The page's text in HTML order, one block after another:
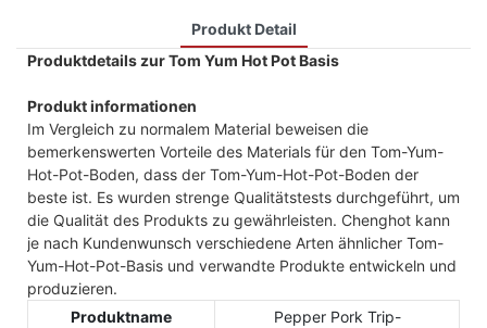
Produkt Detail
Produktdetails zur Tom Yum Hot Pot Basis
Produkt informationen
Im Vergleich zu normalem Material beweisen die
bemerkenswerten Vorteile des Materials für den Tom-Yum-
Hot-Pot-Boden, dass der Tom-Yum-Hot-Pot-Boden der
beste ist. Es wurden strenge Qualitätstests durchgeführt, um
die Qualität des Produkts zu gewährleisten. Chenghot kann
je nach Kundenwunsch verschiedene Arten ähnlicher Tom-
Yum-Hot-Pot-Basis und verwandte Produkte entwickeln und
produzieren.
Produktname
Pepper Pork Trip-